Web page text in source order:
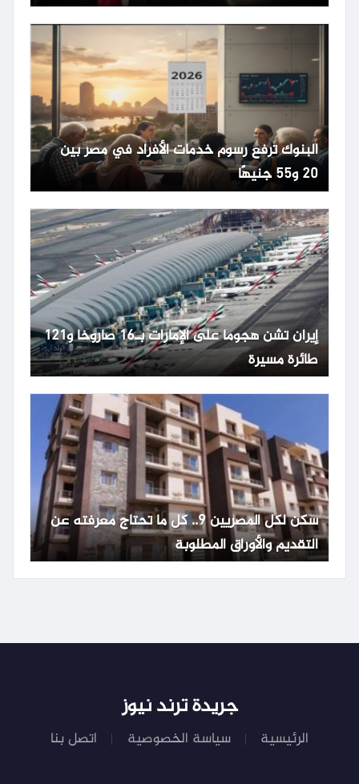
البنوك ترفع رسوم خدمات الأفراد في مصر بين
20 و55 جنيهًا
إيران تشن هجوما على الإمارات بـ16 صاروخا و121
طائرة مسيرة
سكن لكل المصريين 9.. كل ما تحتاج معرفته عن
التقديم والأوراق المطلوبة
جريدة ترند نيوز
الرئيسية سياسة الخصوصية اتصل بنا